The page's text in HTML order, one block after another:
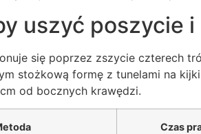
uszyć poszycie
się poprzez zszycie czterech
stożkową formę z tunelami na
od bocznych krawędzi.
Czas